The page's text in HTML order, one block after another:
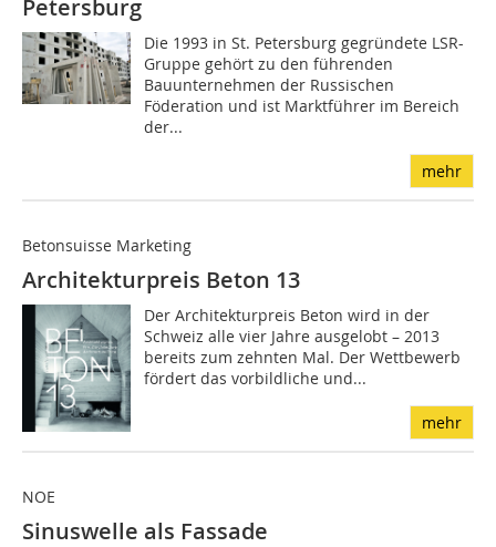
Petersburg
Die 1993 in St. Petersburg gegründete LSR-
Gruppe gehört zu den führenden
Bauunternehmen der Russischen
Föderation und ist Marktführer im Bereich
der...
mehr
Betonsuisse Marketing
Architekturpreis Beton 13
Der Architekturpreis Beton wird in der
Schweiz alle vier Jahre ausgelobt – 2013
bereits zum zehnten Mal. Der Wettbewerb
fördert das vorbildliche und...
mehr
NOE
Sinuswelle als Fassade